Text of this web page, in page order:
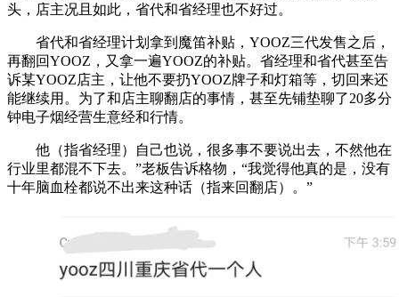
头，店主况且如此，省代和省经理也不好过。
省代和省经理计划拿到魔笛补贴，YOOZ三代发售之后，
再翻回YOOZ，又拿一遍YOOZ的补贴。省经理和省代甚至告
诉某YOOZ店主，让他不要扔YOOZ牌子和灯箱等，切回来还
能继续用。为了和店主聊翻店的事情，甚至先铺垫聊了20多分
钟电子烟经营生意经和行情。
他（指省经理）自己也说，很多事不要说出去，不然他在
行业里都混不下去。”老板告诉格物，“我觉得他真的是，没有
十年脑血栓都说不出来这种话（指来回翻店）。”